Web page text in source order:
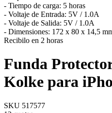
- Tiempo de carga: 5 horas
- Voltaje de Entrada: 5V / 1.0A
- Voltaje de Salida: 5V / 1.0A
- Dimensiones: 172 x 80 x 14,5
Recibilo en 2 horas
Funda
Kolke para
SKU 517577